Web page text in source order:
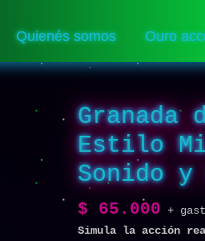
Quienés somos Ouro
Granada
Estilo
Sonido y
$ 65.000 +
Simula la acción
Granada
de
Mano
de
Juguete
Estilo
Militar